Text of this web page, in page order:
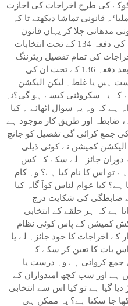
کوکے کی طرح اخراجات کی اجازت
قانونی تماشا دیکھئے تا کہ
مدھانی چلا کر یہاں قانون
سازیاں ہو جاتی ہیں۔الیکشن ایکٹ کی دفعہ 134 کے تحت انتخابات
کی تمام تفصیل ریٹرننگ
افسران کو جمع کرائیں گے۔ اس کے بعد دفعہ 136 کے تحت ان کی
ہیں یا غلط۔ لیکن الیکشن
کہ یہ سکروٹنی کیسے ہو گی؟نہ
کہ وہ یہ سوال اٹھائے ۔ کیا
ضابطہ اور طریق کار موجود ہے
جمع کرائی گی تفصیل کو جانچ
کمیشن نے کوئی ذیلی
دوران جائزہ لے سکے کہ کس
ہے تو اس کا نام کیا ہے؟ وہ کام
کیا عوام لناس کوآ گاہ کیا
ضابطگی کی شکایت درج
ہے کہ ہر حلقے کے انتخابی
کمیشن کے پاس کوئی نظام
کے اخراجات کا خود جائزہ لے یا
بات کا تعین کر سکے کہ
جمع کروائی ہے وہ درست یا
ہے اور سب کچھ امیدواران کے
گیا ہے تو کیا اس سے انتخابی
جا سکتا ہے؟ یہ ممکن ہی